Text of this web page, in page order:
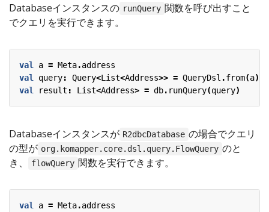
Databaseインスタンスの runQuery 関数を呼び出すこと
でクエリを実行できます。
val a = Meta.address
val
query: Query<List<Address>> = QueryDsl .from(a)
val
result : List<Address> = db. runQuery(query)
Databaseインスタンスが R2dbcDatabase の場合でクエリ
の型が org.komapper.core.dsl.query.FlowQuery のと
き、
flowQuery 関数を実行できます。
val a = Meta.address